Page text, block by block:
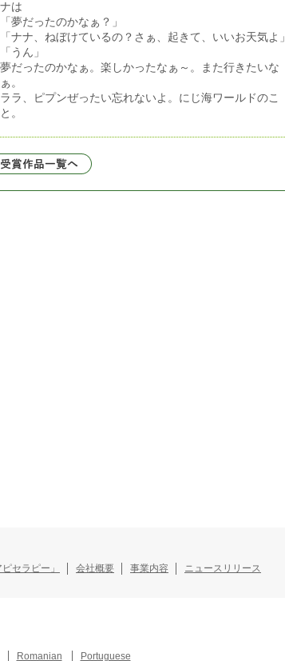
ナは
「夢だったのかなぁ？」
「ナナ、ねぼけているの？さぁ、起きて、いいお天気よ」
「うん」
夢だったのかなぁ。楽しかったなぁ～。また行きたいな
ぁ。
ララ、ピプンぜったい忘れないよ。にじ海ワールドのこ
と。
セラピー」 会社概要 事業内容
ニュースリリース
Romanian Portuguese